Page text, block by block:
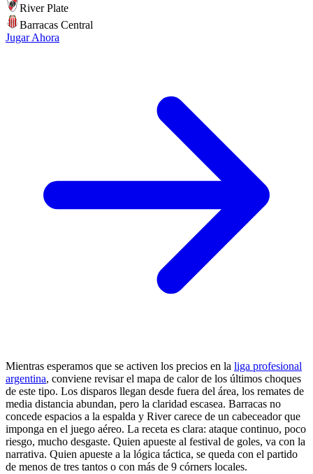
River Plate
Barracas Central
Jugar Ahora
Mientras esperamos que se activen los precios en la liga profesional
argentina, conviene revisar el mapa de calor de los últimos choques
de este tipo. Los disparos llegan desde fuera del área, los remates de
media distancia abundan, pero la claridad escasea. Barracas no
concede espacios a la espalda y River carece de un cabeceador que
imponga en el juego aéreo. La receta es clara: ataque continuo, poco
riesgo, mucho desgaste. Quien apueste al festival de goles, va con la
narrativa. Quien apueste a la lógica táctica, se queda con el partido
de menos de tres tantos o con más de 9 córners locales.